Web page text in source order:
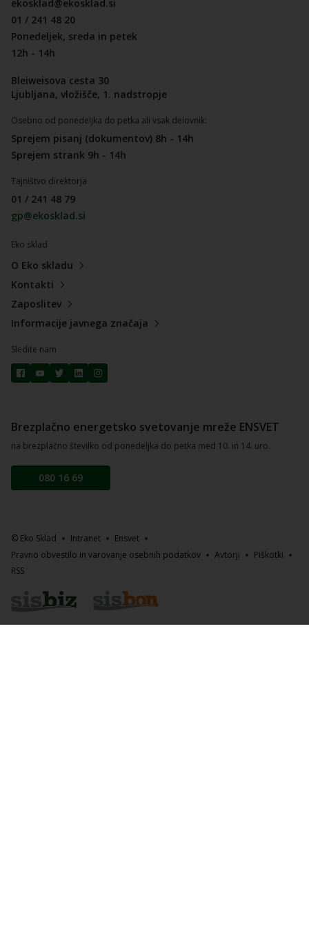
ekosklad@ekosklad.si
01 / 241 48 20
Ponedeljek, sreda in petek
12h - 14h
Bleiweisova cesta 30
Ljubljana, vložišče, 1. nadstropje
Osebno od ponedeljka do petka ali vsak delovnik:
Sprejem pisanj (dokumentov) 8h - 14h
Sprejem strank 9h - 14h
Tajništvo direktorja
01 / 241 48 79
gp@ekosklad.si
Eko sklad
O Eko skladu
Kontakti
Zaposlitev
Informacije javnega značaja
Sledite nam
Brezplačno energetsko svetovanje mreže ENSVET
na brezplačno številko od ponedeljka do petka med 10. in 14. uro.
080 16 69
© Eko Sklad Intranet
Ensvet
Pravno obvestilo in varovanje osebnih podatkov
Avtorji
Piškotki
RSS